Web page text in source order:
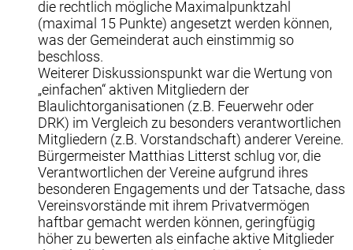
die rechtlich mögliche Maximalpunktzahl
(maximal 15 Punkte) angesetzt werden können,
was der Gemeinderat auch einstimmig so
beschloss.
Weiterer Diskussionspunkt war die Wertung von
„einfachen“ aktiven Mitgliedern der
Blaulichtorganisationen (z.B. Feuerwehr oder
DRK) im Vergleich zu besonders verantwortlichen
Mitgliedern (z.B. Vorstandschaft) anderer Vereine.
Bürgermeister Matthias Litterst schlug vor, die
Verantwortlichen der Vereine aufgrund ihres
besonderen Engagements und der Tatsache, dass
Vereinsvorstände mit ihrem Privatvermögen
haftbar gemacht werden können, geringfügig
höher zu bewerten als einfache aktive Mitglieder